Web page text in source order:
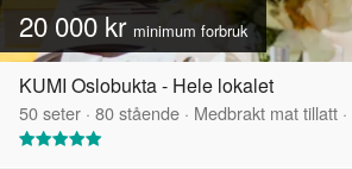
20 000 krminimum forbruk
KUMI Oslobukta - Hele lokalet
50seter · 80stående · Medbrakt mat tillatt ·